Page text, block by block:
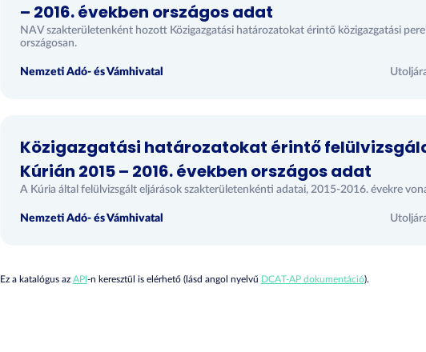
– 2016. években országos adat
NAV szakterületenként hozott Közigazgatási határozatokat érintő közigazgatási
országosan.
Nemzeti Adó- és Vámhivatal
Közigazgatási határozatokat érintő
Kúrián 2015 – 2016. években országos adat
A Kúria által felülvizsgált eljárások szakterületenkénti adatai, 2015-2016. évekre
Nemzeti Adó- és Vámhivatal
Ez a katalógus az API-n keresztül is elérhető (lásd angol nyelvű DCAT-AP dokumentáció).